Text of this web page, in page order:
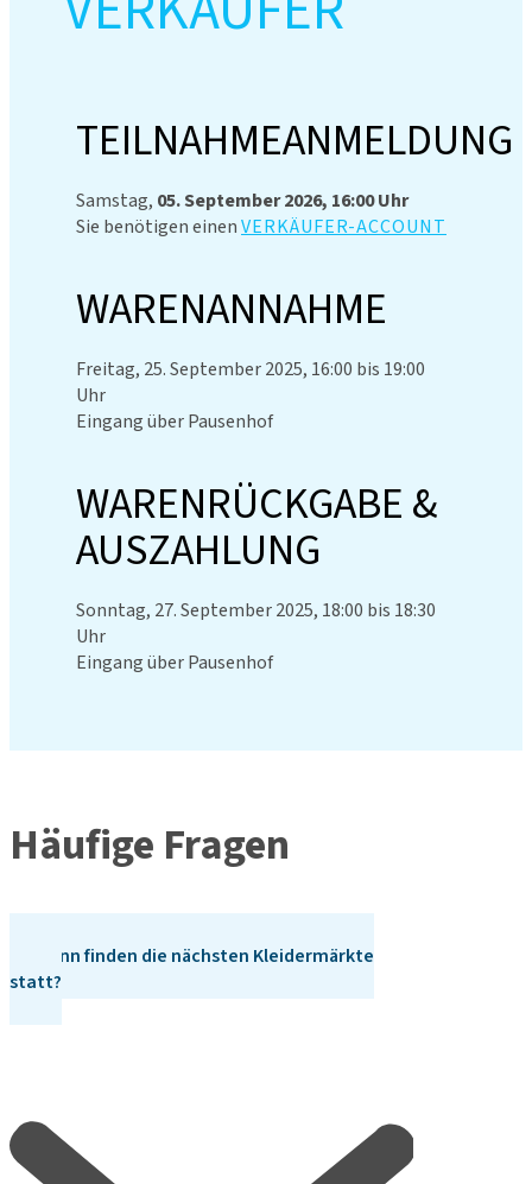
TEILNAHMEANMELDUNG
Samstag, 05. September 2026, 16:00 Uhr
Sie benötigen einenVERKÄUFER-ACCOUNT
WARENANNAHME
Freitag, 25. September 2025, 16:00 bis 19:00
Uhr
Eingang über Pausenhof
WARENRÜCKGABE &
AUSZAHLUNG
Sonntag, 27. September 2025, 18:00 bis 18:30
Uhr
Eingang über Pausenhof
Häufige Fragen
Wann finden die nächsten Kleidermärkte
statt?